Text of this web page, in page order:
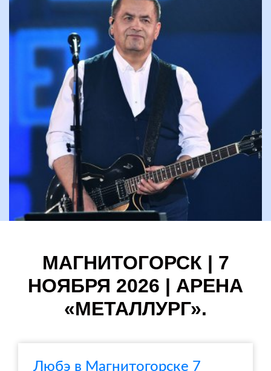
МАГНИТОГОРСК | 7
НОЯБРЯ 2026 | АРЕНА
«МЕТАЛЛУРГ».
Любэ в Магнитогорске 7